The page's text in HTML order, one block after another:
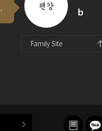
퀵메뉴 오픈
인스타
유투브
Family Site